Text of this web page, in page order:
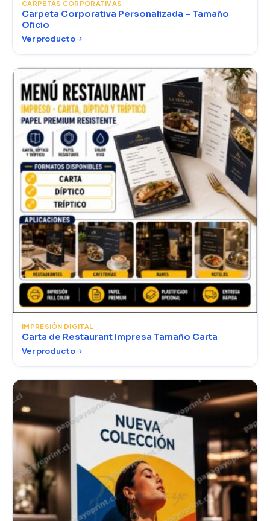
CARPETAS CORPORATIVAS
Carpeta Corporativa Personalizada – Tamaño
Oficio
Ver producto
IMPRESIÓN DIGITAL
Carta de Restaurant Impresa Tamaño Carta
Ver producto